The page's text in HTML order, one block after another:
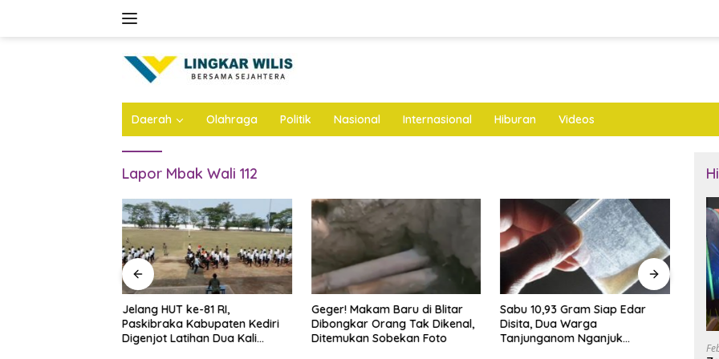
Daerah Olahraga Politik Nasional Internasional Hiburan Videos
Lapor Mbak Wali 112
Jelang HUT ke-81 RI,
Paskibraka Kabupaten Kediri
Digenjot Latihan Dua Kali
Geger! Makam Baru di Blitar
Dibongkar Orang Tak Dikenal,
Ditemukan Sobekan Foto
Sabu 10,93 Gram Siap Edar
Disita, Dua Warga
Tanjunganom Nganjuk